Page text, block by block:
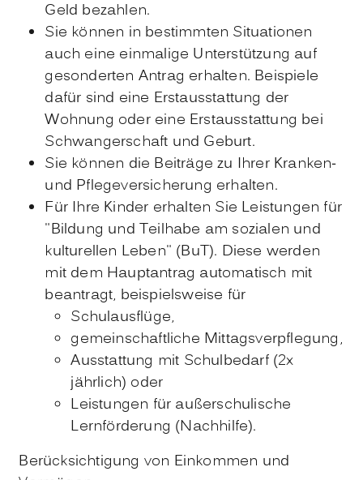
Geld bezahlen.
Sie können in bestimmten Situationen
auch eine einmalige Unterstützung auf
gesonderten Antrag erhalten. Beispiele
dafür sind eine Erstausstattung der
Wohnung oder eine Erstausstattung bei
Schwangerschaft und Geburt.
Sie können die Beiträge zu Ihrer Kranken-
und Pflegeversicherung erhalten.
Für Ihre Kinder erhalten Sie Leistungen für
"Bildung und Teilhabe am sozialen und
kulturellen Leben" (BuT). Diese werden
mit dem Hauptantrag automatisch mit
beantragt, beispielsweise für
Schulausflüge,
gemeinschaftliche Mittagsverpflegung,
Ausstattung mit Schulbedarf (2x
jährlich) oder
Leistungen für außerschulische
Lernförderung (Nachhilfe).
Berücksichtigung von Einkommen und